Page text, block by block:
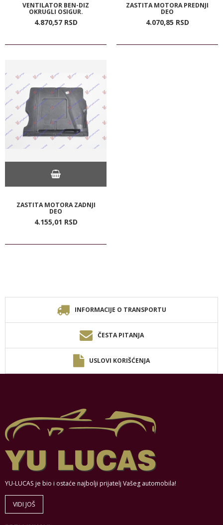
VENTILATOR BEN-DIZ
OKRUGLI OSIGUR.
4.870,57 RSD
ZASTITA MOTORA PREDNJI
DEO
4.070,85 RSD
ZASTITA MOTORA ZADNJI
DEO
4.155,01 RSD
INFORMACIJE O TRANSPORTU
ČESTA PITANJA
USLOVI KORIŠĆENJA
YU-LUCAS je bio i ostaće najbolji prijatelj Vašeg automobila!
VIDI JOŠ